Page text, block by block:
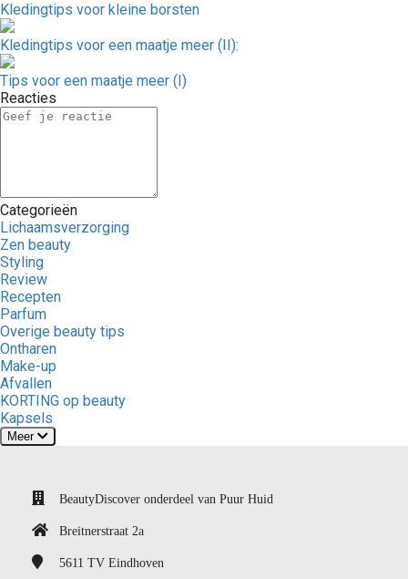
Kledingtips voor kleine borsten
Kledingtips voor een maatje meer (II):
Tips voor een maatje meer (I)
Reacties
Categorieën
Lichaamsverzorging
Zen beauty
Styling
Review
Recepten
Parfum
Overige beauty tips
Ontharen
Make-up
Afvallen
KORTING op beauty
Kapsels
Meer
BeautyDiscover onderdeel van Puur Huid
Breitnerstraat 2a
5611 TV Eindhoven